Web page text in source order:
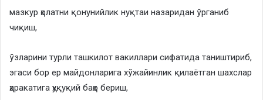
мазкур ҳолатни қонунийлик нуқтаи назаридан ўрганиб
чиқиш,
ўзларини турли ташкилот вакиллари сифатида таништириб,
эгаси бор ер майдонларига хўжайинлик қилаётган шахслар
ҳаракатига ҳуқуқий баҳо бериш,